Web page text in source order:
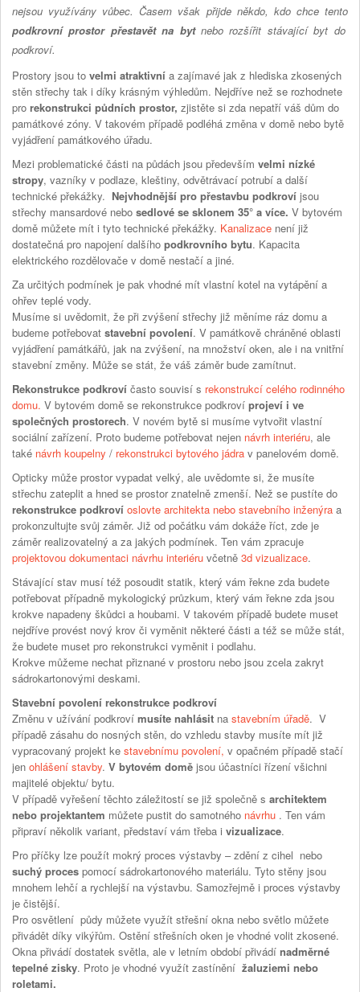
nejsou využívány vůbec. Časem však přijde někdo, kdo chce tento
podkrovní prostor přestavět na bytnebo rozšířit stávající byt do
podkroví.
Prostory jsou to velmi atraktivní a zajímavé jak z hlediska zkosených
stěn střechy tak i díky krásným výhledům. Nejdříve než se rozhodnete
pro rekonstrukci půdních prostor, zjistěte si zda nepatří váš dům do
památkové zóny. V takovém případě podléhá změna v domě nebo bytě
vyjádření památkového úřadu.
Mezi problematické části na půdách jsou především velmi nízké
stropy, vazníky v podlaze, kleštiny, odvětrávací potrubí a další
technické překážky. Nejvhodnější pro přestavbu podkroví jsou
střechy mansardové nebo sedlové se sklonem 35° a více. V bytovém
domě můžete mít i tyto technické překážky. Kanalizace není již
dostatečná pro napojení dalšího podkrovního bytu. Kapacita
elektrického rozdělovače v domě nestačí a jiné.
Za určitých podmínek je pak vhodné mít vlastní kotel na vytápění a
ohřev teplé vody.
Musíme si uvědomit, že při zvýšení střechy již měníme ráz domu a
budeme potřebovat stavební povolení. V památkově chráněné oblasti
vyjádření památkářů, jak na zvýšení, na množství oken, ale i na vnitřní
stavební změny. Může se stát, že váš záměr bude zamítnut.
Rekonstrukce podkroví často souvisí s rekonstrukcí celého rodinného
domu. V bytovém domě se rekonstrukce podkroví projeví i ve
společných prostorech. V novém bytě si musíme vytvořit vlastní
sociální zařízení. Proto budeme potřebovat nejen návrh interiéru, ale
také návrh koupelny / rekonstrukci bytového jádra v panelovém domě.
Opticky může prostor vypadat velký, ale uvědomte si, že musíte
střechu zateplit a hned se prostor znatelně zmenší. Než se pustíte do
rekonstrukce podkroví oslovte architekta nebo stavebního inženýra a
prokonzultujte svůj záměr. Již od počátku vám dokáže říct, zde je
záměr realizovatelný a za jakých podmínek. Ten vám zpracuje
projektovou dokumentaci návrhu interiéru včetně 3d vizualizace.
Stávající stav musí též posoudit statik, který vám řekne zda budete
potřebovat případně mykologický průzkum, který vám řekne zda jsou
krokve napadeny škůdci a houbami. V takovém případě budete muset
nejdříve provést nový krov či vyměnit některé části a též se může stát,
že budete muset pro rekonstrukci vyměnit i podlahu.
Krokve můžeme nechat přiznané v prostoru nebo jsou zcela zakryt
sádrokartonovými deskami.
Stavební povolení rekonstrukce podkroví
Změnu v užívání podkroví musíte nahlásit na stavebním úřadě. V
případě zásahu do nosných stěn, do vzhledu stavby musíte mít již
vypracovaný projekt ke stavebnímu povolení, v opačném případě stačí
jen ohlášení stavby. V bytovém domě jsou účastníci řízení všichni
majitelé objektu/ bytu.
V případě vyřešení těchto záležitostí se již společně s architektem
nebo projektantem můžete pustit do samotného návrhu . Ten vám
připraví několik variant, představí vám třeba i vizualizace.
Pro příčky lze použít mokrý proces výstavby – zdění z cihel nebo
suchý proces pomocí sádrokartonového materiálu. Tyto stěny jsou
mnohem lehčí a rychlejší na výstavbu. Samozřejmě i proces výstavby
je čistější.
Pro osvětlení půdy můžete využít střešní okna nebo světlo můžete
přivádět díky vikýřům. Ostění střešních oken je vhodné volit zkosené.
Okna přivádí dostatek světla, ale v letním období přivádí nadměrné
tepelné zisky. Proto je vhodné využít zastínění žaluziemi nebo
roletami.